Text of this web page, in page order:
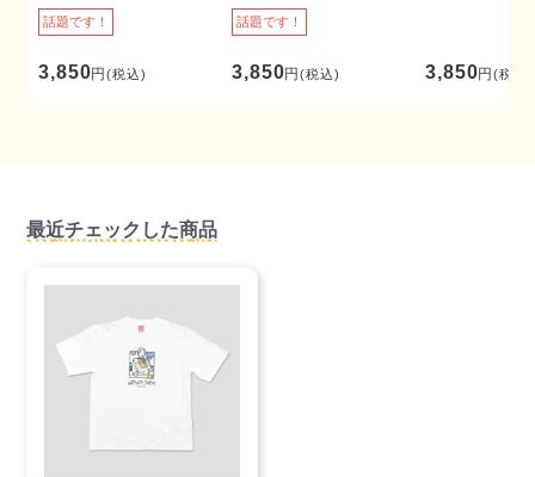
話題です！
3,850円(税込)
話題です！
3,850円(税込) 3,850円(税込)
最近チェックした商品